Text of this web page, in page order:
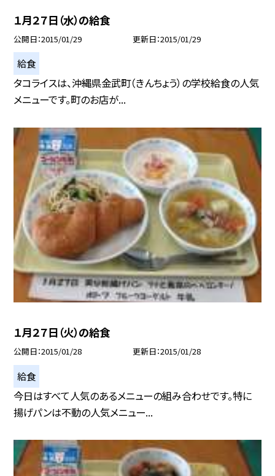
１月２７日（水）の給食
公開日 2015/01/29 更新日 2015/01/29
給食
タコライスは、沖縄県金武町（きんちょう）の学校給食の人気
メニューです。町のお店が...
１月２７日（火）の給食
公開日 2015/01/28 更新日 2015/01/28
給食
今日はすべて人気のあるメニューの組み合わせです。特に
揚げパンは不動の人気メニュー...